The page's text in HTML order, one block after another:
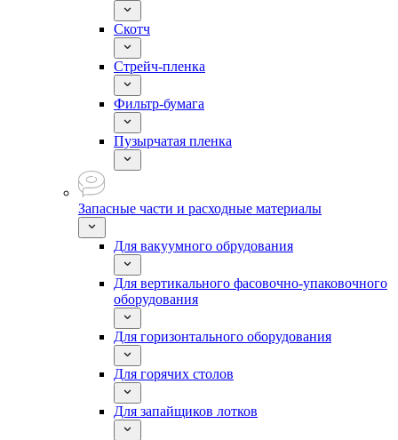
Скотч
Стрейч-пленка
Фильтр-бумага
Пузырчатая пленка
Запасные части и расходные материалы
Для вакуумного обрудования
Для вертикального фасовочно-упаковочного
оборудования
Для горизонтального оборудования
Для горячих столов
Для запайщиков лотков